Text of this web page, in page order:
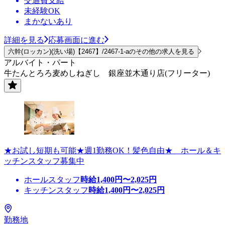
未経験OK
まかないあり
詳細を見る 応募画面に進む
六幹(ロッカン)(洗い場)【2467】/2467-1-aのその他の求人を見る
アルバイト・パート
牛たんとろろ麦めしねぎし 銀座並木通り店(フリーター)
★お試し短期も可能★週1勤務OK！髪色自由★ ホール＆キ
ッチンスタッフ募集中
ホールスタッフ 時給1,400円〜2,025円
キッチンスタッフ 時給1,400円〜2,025円
勤務地